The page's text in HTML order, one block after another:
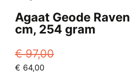
Agaat Geode
cm, 254 gram
€97,00
Oorspronkelijke
€ 64,00